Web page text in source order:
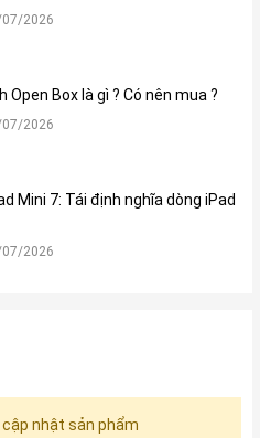
07/2026
Open Box là gì ? Có nên mua ?
07/2026
Mini 7: Tái định nghĩa dòng iPad
07/2026
nhật sản phẩm